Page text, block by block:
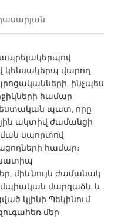
ապրելակերպով
կենսակերպ վարող
ինչպես
համար
պատ, որը
ակտիվ ժամանցի
սպորտով
համար։
միևնույն ժամանակ
մարզաձև և
կլինի Պեկինում
մեր